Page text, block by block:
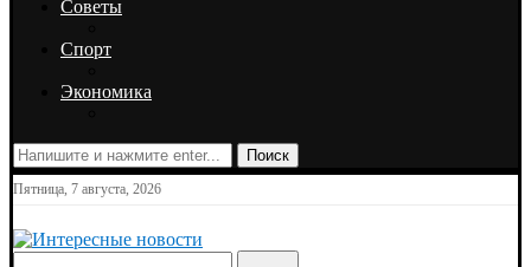
Советы
Спорт
Экономика
Поиск
Пятница, 7 августа, 2026